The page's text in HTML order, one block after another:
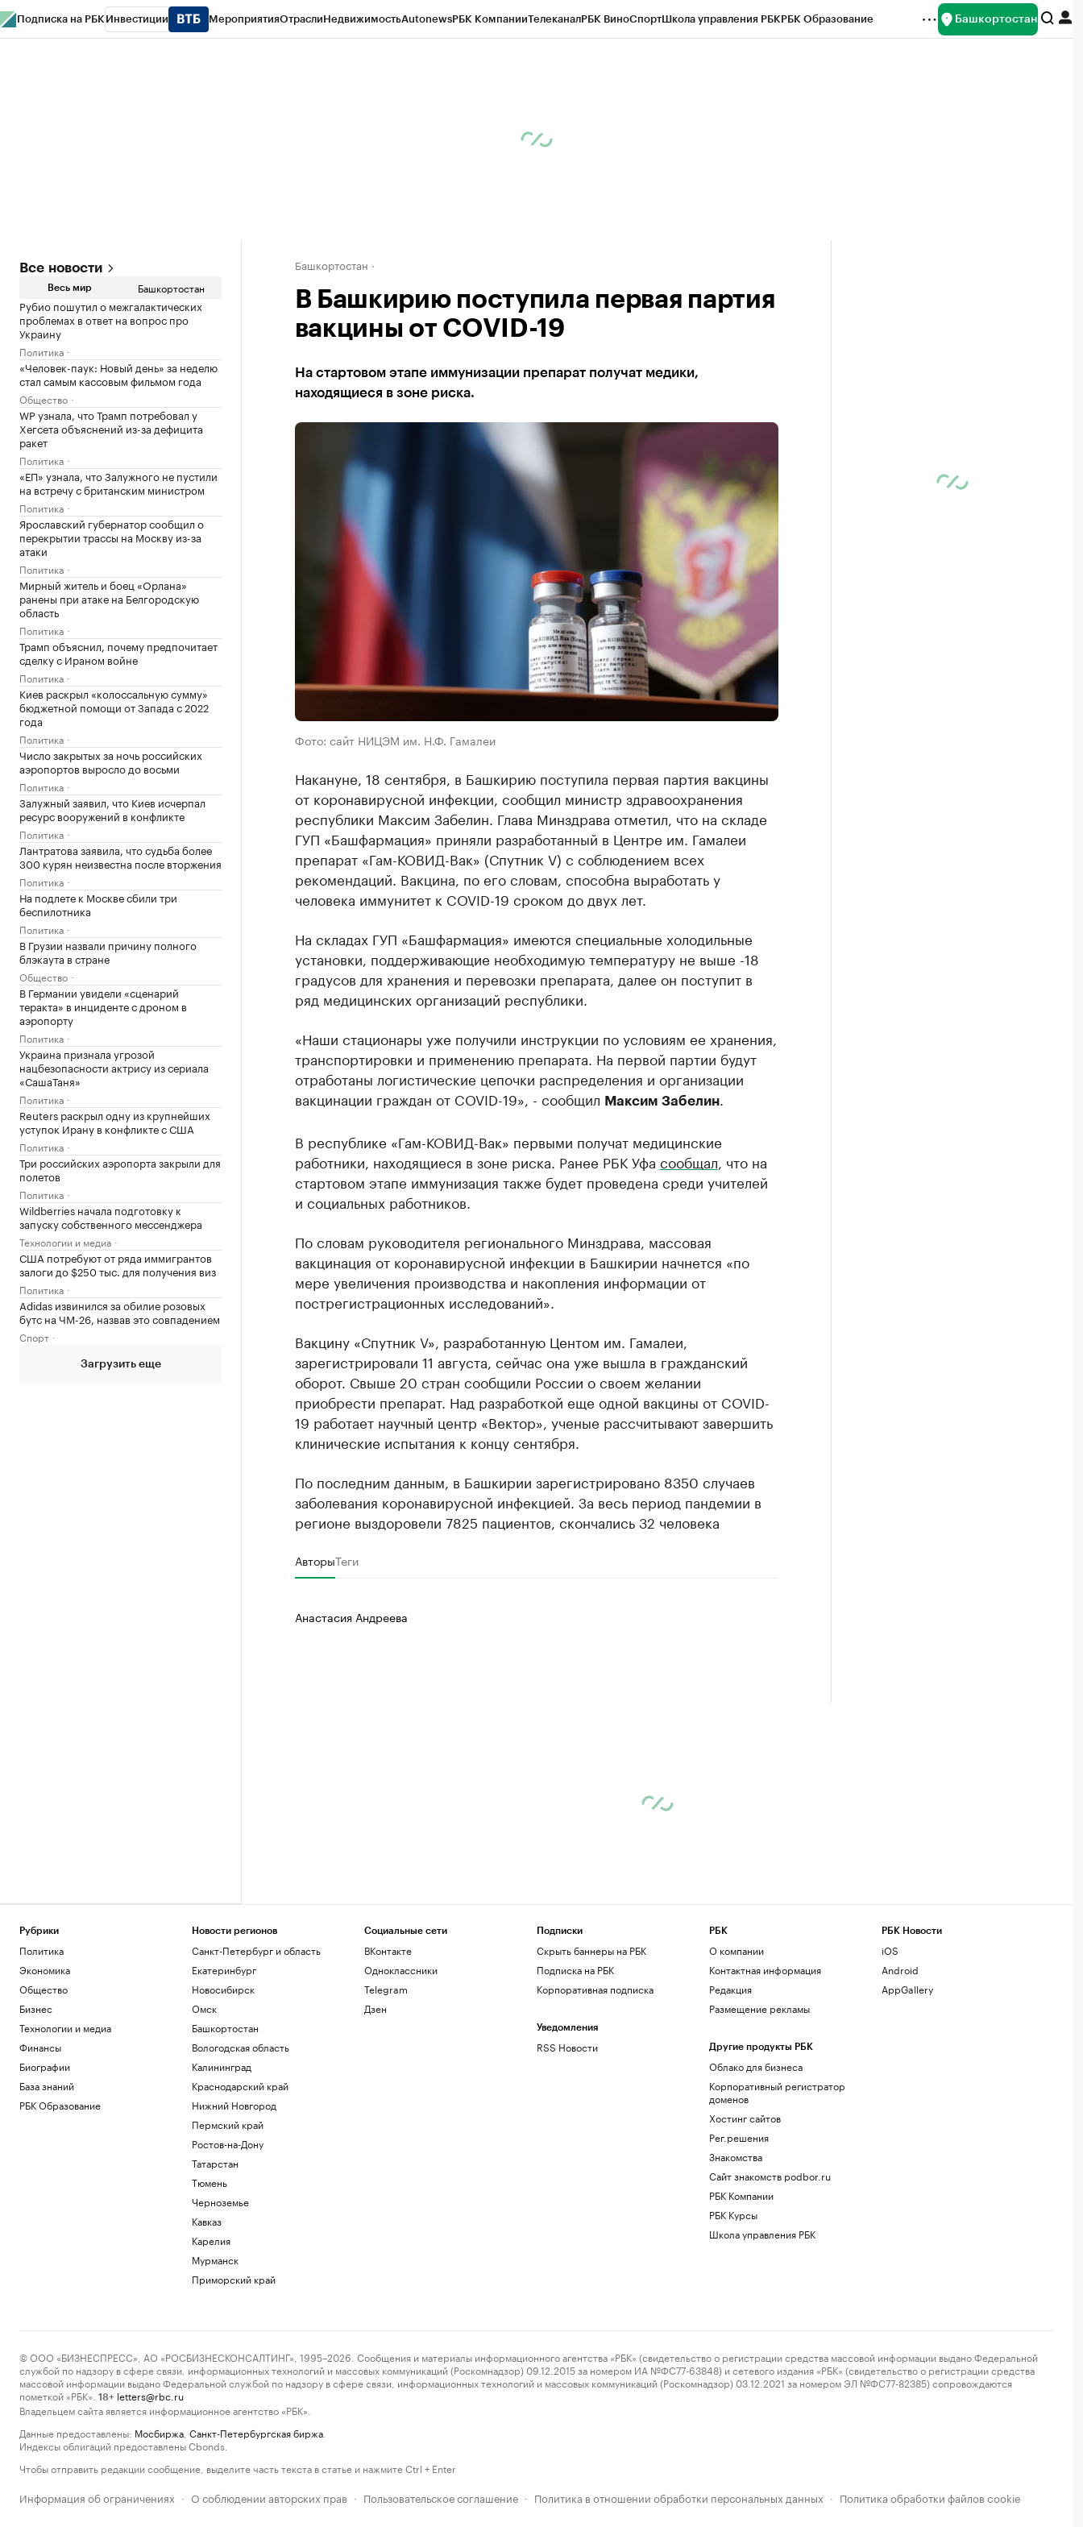
Подписка на РБК Инвестиции МероприятияОтраслиНедвижимостьAutonewsРБК КомпанииТелеканалРБК ВиноСпортШкола управления РБКРБК Образование Башкортостан
Все новости
Весь мир Башкортостан
Рубио пошутил о межгалактических
проблемах в ответ на вопрос про
Украину
Политика
«Человек-паук: Новый день» за неделю
стал самым кассовым фильмом года
Общество
WP узнала, что Трамп потребовал у
Хегсета объяснений из-за дефицита
ракет
Политика
«ЕП» узнала, что Залужного не пустили
на встречу с британским министром
Политика
Ярославский губернатор сообщил о
перекрытии трассы на Москву из-за
атаки
Политика
Мирный житель и боец «Орлана»
ранены при атаке на Белгородскую
область
Политика
Трамп объяснил, почему предпочитает
сделку с Ираном войне
Политика
Киев раскрыл «колоссальную сумму»
бюджетной помощи от Запада с 2022
года
Политика
Число закрытых за ночь российских
аэропортов выросло до восьми
Политика
Залужный заявил, что Киев исчерпал
ресурс вооружений в конфликте
Политика
Лантратова заявила, что судьба более
300 курян неизвестна после вторжения
Политика
На подлете к Москве сбили три
беспилотника
Политика
В Грузии назвали причину полного
блэкаута в стране
Общество
В Германии увидели «сценарий
теракта» в инциденте с дроном в
аэропорту
Политика
Украина признала угрозой
нацбезопасности актрису из сериала
«СашаТаня»
Политика
Reuters раскрыл одну из крупнейших
уступок Ирану в конфликте с США
Политика
Три российских аэропорта закрыли для
полетов
Политика
Wildberries начала подготовку к
запуску собственного мессенджера
Технологии и медиа
США потребуют от ряда иммигрантов
залоги до $250 тыс. для получения виз
Политика
Adidas извинился за обилие розовых
бутс на ЧМ-26, назвав это совпадением
Спорт
Загрузить еще
Башкортостан
В Башкирию поступила первая партия
вакцины от COVID-19
На стартовом этапе иммунизации препарат получат медики,
находящиеся в зоне риска.
Фото: сайт НИЦЭМ им. Н.Ф. Гамалеи
Накануне, 18 сентября, в Башкирию поступила первая партия вакцины
от коронавирусной инфекции, сообщил министр здравоохранения
республики Максим Забелин. Глава Минздрава отметил, что на складе
ГУП «Башфармация» приняли разработанный в Центре им. Гамалеи
препарат «Гам-КОВИД-Вак» (Спутник V) с соблюдением всех
рекомендаций. Вакцина, по его словам, способна выработать у
человека иммунитет к COVID-19 сроком до двух лет.
На складах ГУП «Башфармация» имеются специальные холодильные
установки, поддерживающие необходимую температуру не выше -18
градусов для хранения и перевозки препарата, далее он поступит в
ряд медицинских организаций республики.
«Наши стационары уже получили инструкции по условиям ее хранения,
транспортировки и применению препарата. На первой партии будут
отработаны логистические цепочки распределения и организации
вакцинации граждан от COVID-19», - сообщил Максим Забелин.
В республике «Гам-КОВИД-Вак» первыми получат медицинские
работники, находящиеся в зоне риска. Ранее РБК Уфа сообщал , что на
стартовом этапе иммунизация также будет проведена среди учителей
и социальных работников.
По словам руководителя регионального Минздрава, массовая
вакцинация от коронавирусной инфекции в Башкирии начнется «по
мере увеличения производства и накопления информации от
пострегистрационных исследований».
Вакцину «Спутник V», разработанную Центом им. Гамалеи,
зарегистрировали 11 августа, сейчас она уже вышла в гражданский
оборот. Свыше 20 стран сообщили России о своем желании
приобрести препарат. Над разработкой еще одной вакцины от COVID-
19 работает научный центр «Вектор», ученые рассчитывают завершить
клинические испытания к концу сентября.
По последним данным, в Башкирии зарегистрировано 8350 случаев
заболевания коронавирусной инфекцией. За весь период пандемии в
регионе выздоровели 7825 пациентов, скончались 32 человека
АвторыТеги
Анастасия Андреева
Рубрики
Политика
Экономика
Общество
Бизнес
Технологии и медиа
Финансы
Биографии
База знаний
РБК Образование
Новости регионов
Санкт-Петербург и область
Екатеринбург
Новосибирск
Омск
Башкортостан
Вологодская область
Калининград
Краснодарский край
Нижний Новгород
Пермский край
Ростов-на-Дону
Татарстан
Тюмень
Черноземье
Кавказ
Карелия
Мурманск
Приморский край
Социальные сети
ВКонтакте
Одноклассники
Telegram
Дзен
Подписки
Скрыть баннеры на РБК
Подписка на РБК
Корпоративная подписка
Уведомления
RSS Новости
РБК
О компании
Контактная информация
Редакция
Размещение рекламы
Другие продукты РБК
Облако для бизнеса
Корпоративный регистратор
доменов
Хостинг сайтов
Рег.решения
Знакомства
Сайт знакомств podbor.ru
РБК Компании
РБК Курсы
Школа управления РБК
РБК Новости
iOS
Android
AppGallery
© ООО «БИЗНЕСПРЕСС», АО «РОСБИЗНЕСКОНСАЛТИНГ», 1995–2026. Сообщения и материалы информационного агентства «РБК» (свидетельство о регистрации средства массовой информации выдано Федеральной
службой по надзору в сфере связи, информационных технологий и массовых коммуникаций (Роскомнадзор) 09.12.2015 за номером ИА №ФС77-63848) и сетевого издания «РБК» (свидетельство о регистрации средства
массовой информации выдано Федеральной службой по надзору в сфере связи, информационных технологий и массовых коммуникаций (Роскомнадзор) 03.12.2021 за номером ЭЛ №ФС77-82385) сопровождаются
пометкой «РБК».
18+ letters@rbc.ru
Владельцем сайта является информационное агентство «РБК».
Данные предоставлены: Мосбиржа Санкт-Петербургская биржа
Индексы облигаций предоставлены Cbonds.
Чтобы отправить редакции сообщение, выделите часть текста в статье и нажмите Ctrl + Enter
Информация об ограничениях · О соблюдении авторских прав · Пользовательское соглашение · Политика в отношении обработки персональных данных · Политика обработки файлов cookie